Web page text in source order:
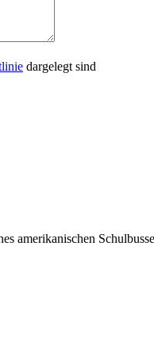
dargelegt sind
amerikanischen